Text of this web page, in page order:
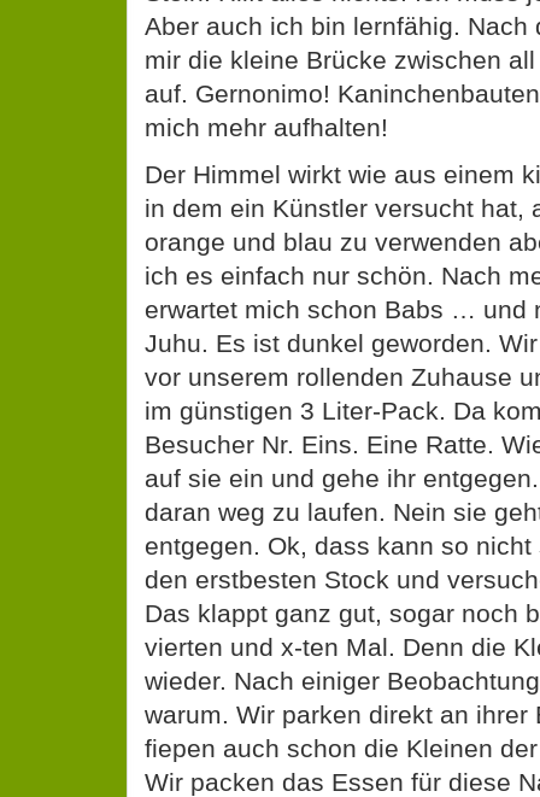
Aber auch ich bin lernfähig. Nach
mir die kleine Brücke zwischen
auf. Gernonimo!
mich mehr aufhalten!
Der Himmel wirkt wie aus einem
in dem ein Künstler versucht hat,
orange und blau zu verwenden
ich es einfach nur schön. Nach
erwartet mich schon Babs … und
Juhu. Es ist dunkel geworden.
vor unserem rollenden Zuhause
im günstigen 3 Liter-Pack. Da
Besucher Nr. Eins. Eine Ratte.
auf sie ein und gehe ihr
daran weg zu laufen. Nein sie
entgegen. Ok, dass kann so
den erstbesten Stock und
Das klappt ganz gut, sogar noch
vierten und x-ten Mal. Denn die
wieder. Nach einiger
warum. Wir parken direkt an ihrer
fiepen auch schon die Kleinen
Wir packen das Essen für diese